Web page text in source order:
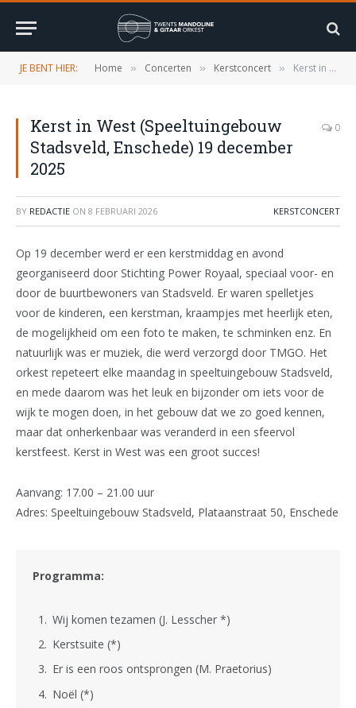
JE BENT HIER: Home » Concerten » Kerstconcert » Kerst in West (Speeltuingebouw Stadsveld, Enschede) 19 december 2025
Kerst in West (Speeltuingebouw
Stadsveld, Enschede) 19 december
2025
0
BY REDACTIE ON 8 FEBRUARI 2026 KERSTCONCERT
Op 19 december werd er een kerstmiddag en avond
georganiseerd door Stichting Power Royaal, speciaal voor- en
door de buurtbewoners van Stadsveld. Er waren spelletjes
voor de kinderen, een kerstman, kraampjes met heerlijk eten,
de mogelijkheid om een foto te maken, te schminken enz. En
natuurlijk was er muziek, die werd verzorgd door TMGO. Het
orkest repeteert elke maandag in speeltuingebouw Stadsveld,
en mede daarom was het leuk en bijzonder om iets voor de
wijk te mogen doen, in het gebouw dat we zo goed kennen,
maar dat onherkenbaar was veranderd in een sfeervol
kerstfeest. Kerst in West was een groot succes!
Aanvang: 17.00 – 21.00 uur
Adres: Speeltuingebouw Stadsveld, Plataanstraat 50, Enschede
Programma:
Wij komen tezamen (J. Lesscher *)
Kerstsuite (*)
Er is een roos ontsprongen (M. Praetorius)
Noël (*)